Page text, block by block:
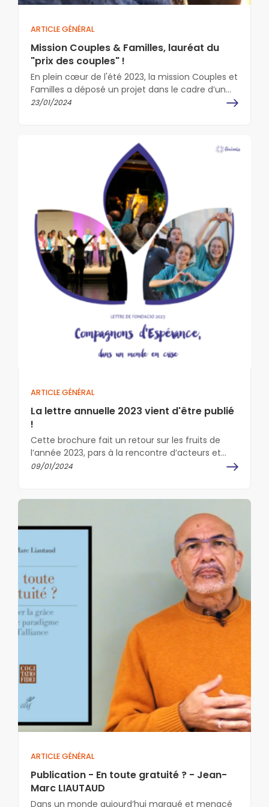
ARTICLE GÉNÉRAL
Mission Couples & Familles, lauréat du
"prix des couples" !
En plein cœur de l'été 2023, la mission Couples et
Familles a déposé un projet dans le cadre d’un
appel…
23/01/2024
ARTICLE GÉNÉRAL
La lettre annuelle 2023 vient d'être publié
!
Cette brochure fait un retour sur les fruits de
l’année 2023, pars à la rencontre d’acteurs et
d'actions concrètes et…
09/01/2024
ARTICLE GÉNÉRAL
Publication - En toute gratuité ? - Jean-
Marc LIAUTAUD
Dans un monde aujourd’hui marqué et menacé